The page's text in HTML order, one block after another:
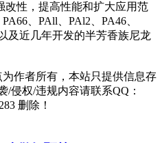
改性，提高性能和扩大应用范
、PAll、PAl2、PA46、
及近几年开发的半芳香族尼龙
为作者所有，本站只提供信息存
/侵权/违规内容请联系QQ：
删除！